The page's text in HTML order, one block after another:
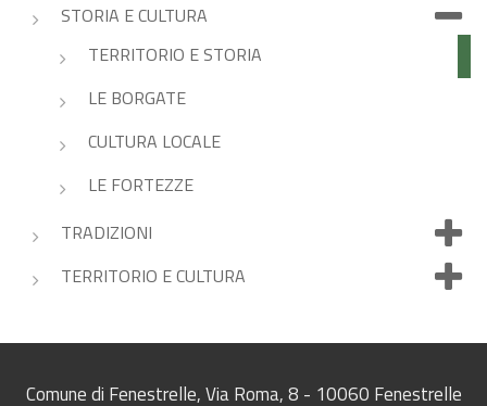
STORIA E CULTURA
TERRITORIO E STORIA
LE BORGATE
CULTURA LOCALE
LE FORTEZZE
TRADIZIONI
TERRITORIO E CULTURA
Comune di Fenestrelle, Via Roma, 8 - 10060 Fenestrelle